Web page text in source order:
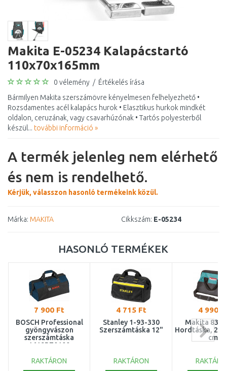
Makita E-05234 Kalapácstartó
110x70x165mm
0 vélemény / Értékelés írása
Bármilyen Makita szerszámövre kényelmesen felhelyezhető •
Rozsdamentes acél kalapács hurok • Elasztikus hurkok mindkét
oldalon, ceruzának, vagy csavarhúzónak • Tartós polyesterből
készül... további információ »
A termék jelenleg nem elérhető
és nem is rendelhető.
Kérjük, válasszon hasonló termékeink közül.
Márka: MAKITA Cikkszám: E-05234
HASONLÓ TERMÉKEK
7 900 Ft
BOSCH Professional
gyöngyvászon
szerszámtáska
1619BZ0100
RAKTÁRON
4 715 Ft
Stanley 1-93-330
Szerszámtáska 12"
RAKTÁRON
4 990
Makita
Hordtáska, 25
cm